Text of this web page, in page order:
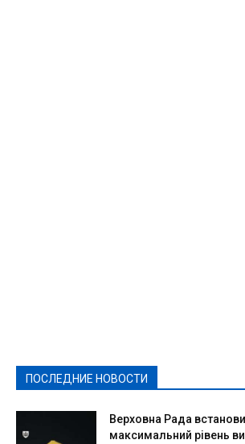
ПОСЛЕДНИЕ НОВОСТИ
Верховна Рада
максимальний рівень